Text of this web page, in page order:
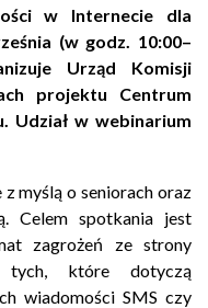
w Internecie dla
(w godz. 10:00–
Urząd Komisji
projektu Centrum
Udział w webinarium
myślą o seniorach oraz
Celem spotkania jest
zagrożeń ze strony
tych, które dotyczą
wiadomości SMS czy